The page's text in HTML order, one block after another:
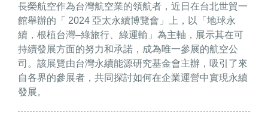
長榮航空作為台灣航空業的領航者，近日在台北世貿一
館舉辦的「 2024 亞太永續博覽會」上，以「地球永
續，根植台灣–綠旅行、綠運輸」為主軸，展示其在可
持續發展方面的努力和承諾，成為唯一參展的航空公
司。該展覽由台灣永續能源研究基金會主辦，吸引了來
自各界的參展者，共同探討如何在企業運營中實現永續
發展。